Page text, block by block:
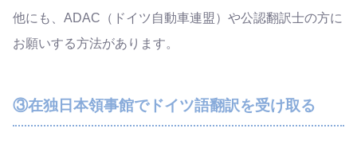
他にも、ADAC（ドイツ自動車連盟）や公認翻訳士の方に
お願いする方法があります。
③在独日本領事館でドイツ語翻訳を受け取る